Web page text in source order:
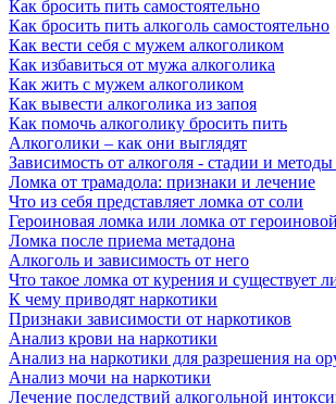
Как бросить пить самостоятельно
Как бросить пить алкоголь самостоятельно
Как вести себя с мужем алкоголиком
Как избавиться от мужа алкоголика
Как жить с мужем алкоголиком
Как вывести алкоголика из запоя
Как помочь алкоголику бросить пить
Алкоголики – как они выглядят
Зависимость от алкоголя - стадии и
Ломка от трамадола: признаки и лечение
Что из себя представляет ломка от соли
Героиновая ломка или ломка от
Ломка после приема метадона
Алкоголь и зависимость от него
Что такое ломка от курения и существует
К чему приводят наркотики
Признаки зависимости от наркотиков
Анализ крови на наркотики
Анализ на наркотики для разрешения на
Анализ мочи на наркотики
Лечение последствий алкогольной